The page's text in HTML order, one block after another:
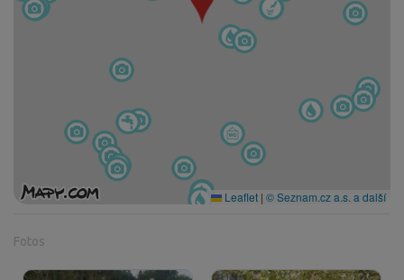
Leaflet | © Seznam.cz a.s. a další
Fotos